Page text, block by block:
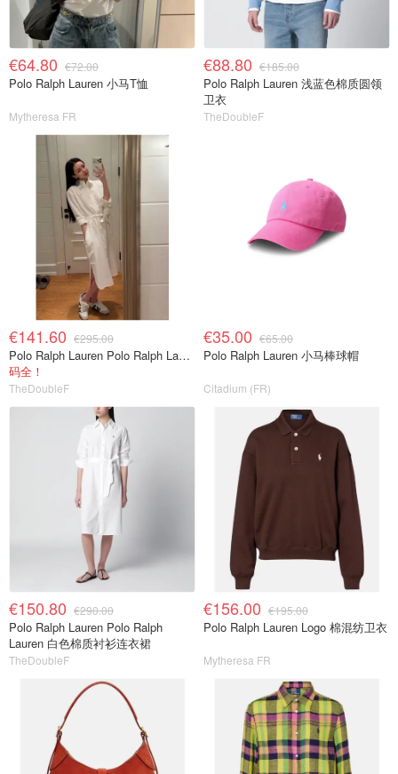
€64.80 €72.00
Polo Ralph Lauren 小马T恤
Mytheresa FR
€88.80 €185.00
Polo Ralph Lauren 浅蓝色棉质圆领
卫衣
TheDoubleF
€141.60 €295.00
Polo Ralph Lauren Polo Ralph Lauren 白色棉质衬衫连衣裙
码全！
TheDoubleF
€35.00 €65.00
Polo Ralph Lauren 小马棒球帽
Citadium (FR)
€150.80 €290.00
Polo Ralph Lauren Polo Ralph
Lauren 白色棉质衬衫连衣裙
TheDoubleF
€156.00 €195.00
Polo Ralph Lauren Logo 棉混纺卫衣
Mytheresa FR